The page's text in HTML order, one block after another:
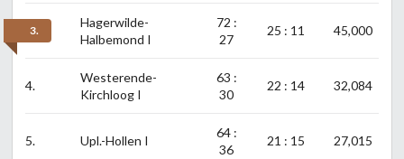
3.
Hagerwilde-
Halbemond I
72 :
27
25 : 11 45,000
4.
Westerende-
Kirchloog I
63 :
30
22 : 14 32,084
5. Upl.-Hollen I
64 :
36
21 : 15 27,015